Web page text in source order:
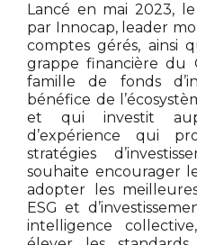
Lancé en mai 2023,
par Innocap, leader
comptes gérés, ainsi
grappe financière du
famille de fonds
bénéfice de
et qui investit
d’expérience qui
stratégies
souhaite encourager
adopter les
ESG et
intelligence